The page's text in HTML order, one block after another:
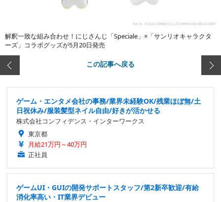
解釈一致な組み合わせ！にじさんじ「Speciale」×「サンリオキャラクタ
ーズ」コラボグッズが5月20日発売
この記事へ戻る
ゲーム・エンタメ会社の事務/業界未経験OK/残業ほぼ無/土
日祝休み/服装髪型ネイル自由/好きが活かせる
株式会社コンフィデンス・インターワークス
東京都
月給21万円～40万円
正社員
ゲームUI・GUIの開発サポートスタッフ/第2新卒歓迎/有給
消化率高い・IT業界デビュー